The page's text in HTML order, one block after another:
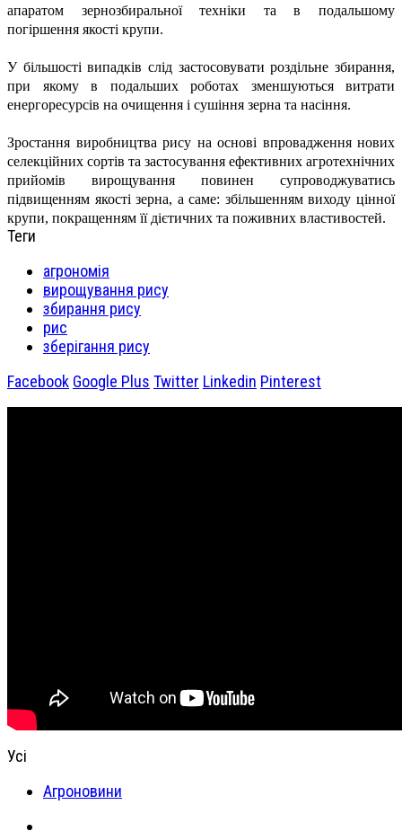
апаратом зернозбиральної техніки та в подальшому
погіршення якості крупи.
У більшості випадків слід застосовувати роздільне збирання,
при якому в подальших роботах зменшуються витрати
енергоресурсів на очищення і сушіння зерна та насіння.
Зростання виробництва рису на основі впровадження нових
селекційних сортів та застосування ефективних агротехнічних
прийомів вирощування повинен супроводжуватись
підвищенням якості зерна, а саме: збільшенням виходу цінної
крупи, покращенням її дієтичних та поживних властивостей.
Теги
агрономія
вирощування рису
збирання рису
рис
зберігання рису
Facebook Google Plus Twitter Linkedin Pinterest
Усі
Агроновини